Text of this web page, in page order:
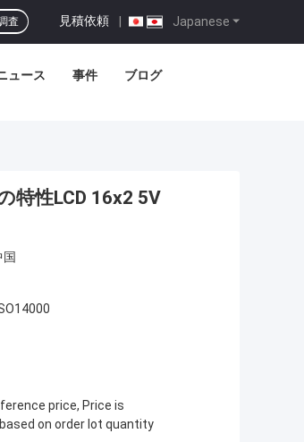
Japanese
見積依頼 |
査
ュース 事件 ブログ
特性LCD 16x2 5V
price, Price is
on order lot quantity